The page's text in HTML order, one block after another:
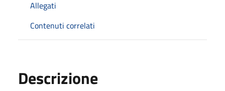
Allegati
Contenuti correlati
Descrizione